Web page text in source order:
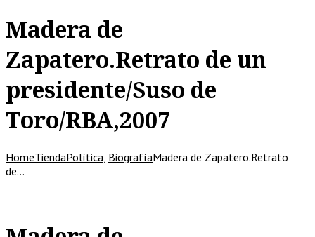
Madera de
Zapatero.Retrato de un
presidente/Suso de
Toro/RBA,2007
HomeTiendaPolítica BiografíaMadera de Zapatero.Retrato
de…